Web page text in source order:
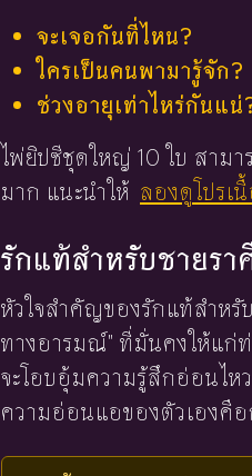
จะเจอกันที่ไหน?
ใครเป็นคนพามารู้จัก?
ช่วงอายุเท่าไหร่กันแน่
ไพ่ยิปซีชุดใหญ่ 10 ใบ สาม
มาก แนะนำให้ ลองดูโปรเ
รักแท้สำหรับชายร
หัวใจสำคัญของรักแท้สำห
ทางอารมณ์" ที่มั่นคงให้แก่
จะโอบอุ้มความรู้สึกอ่อนไห
ความอ่อนแอของตัวเองคื